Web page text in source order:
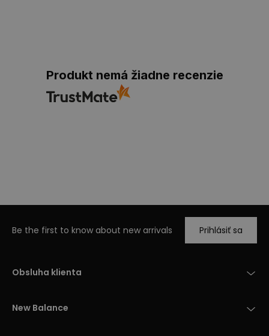
Produkt nemá žiadne recenzie
Be the first to know about new arrivals Prihlásiť sa
Obsluha klienta
New Balance